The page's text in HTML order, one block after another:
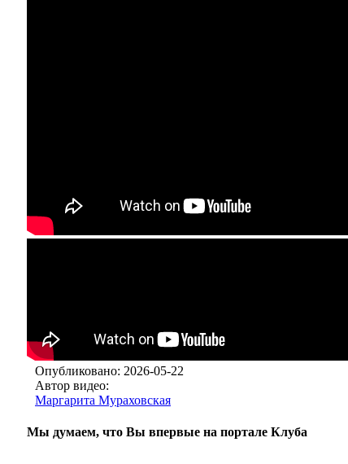
Опубликовано: 2026-05-22
Автор видео:
Маргарита Мураховская
Мы думаем, что Вы впервые на портале Клуба